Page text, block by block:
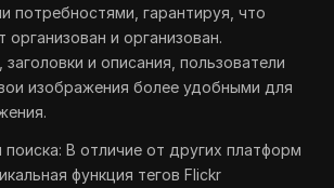
потребностями, гарантируя, что
и организован.
заголовки и описания, пользователи
изображения более удобными для
В отличие от других платформ
функция тегов Flickr